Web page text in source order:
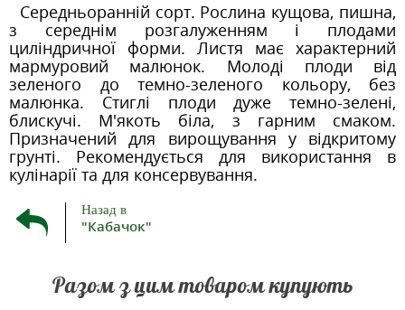
Середньоранній сорт. Рослина кущова, пишна,
з середнім розгалуженням і плодами
циліндричної форми. Листя має характерний
мармуровий малюнок. Молоді плоди від
зеленого до темно-зеленого кольору, без
малюнка. Стиглі плоди дуже темно-зелені,
блискучі. М'якоть біла, з гарним смаком.
Призначений для вирощування у відкритому
грунті. Рекомендується для використання в
кулінарії та для консервування.
Назад в
"Кабачок"
Разом з цим товаром купують